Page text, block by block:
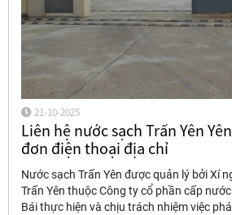
21-10-2025
Liên hệ nước sạch Trấn Yên
đơn điện thoại địa chỉ
Nước sạch Trấn Yên được quản lý bởi Xí
Trấn Yên thuộc Công ty cổ phần cấp
Bái thực hiện và chịu trách nhiệm việc